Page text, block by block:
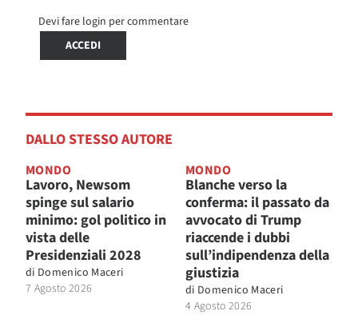
Devi fare login per commentare
ACCEDI
DALLO STESSO AUTORE
MONDO
Lavoro, Newsom
spinge sul salario
minimo: gol politico in
vista delle
Presidenziali 2028
di Domenico Maceri
7 Agosto 2026
MONDO
Blanche verso la
conferma: il passato da
avvocato di Trump
riaccende i dubbi
sull’indipendenza della
giustizia
di Domenico Maceri
4 Agosto 2026